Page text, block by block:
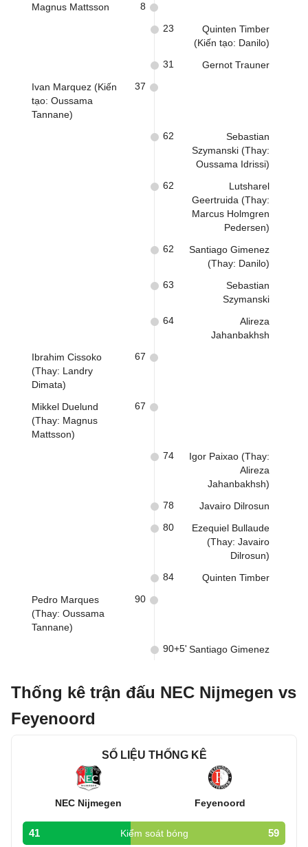
Magnus Mattsson 8
Quinten Timber
(Kiến tạo: Danilo)
23
Gernot Trauner
31
Ivan Marquez (Kiến
tạo: Oussama
Tannane)
37
Sebastian
Szymanski (Thay:
Oussama Idrissi)
62
Lutsharel
Geertruida (Thay:
Marcus Holmgren
Pedersen)
62
Santiago Gimenez
(Thay: Danilo)
62
Sebastian
Szymanski
63
Alireza
Jahanbakhsh
64
Ibrahim Cissoko
(Thay: Landry
Dimata)
67
Mikkel Duelund
(Thay: Magnus
Mattsson)
67
Igor Paixao (Thay:
Alireza
Jahanbakhsh)
74
Javairo Dilrosun
78
Ezequiel Bullaude
(Thay: Javairo
Dilrosun)
80
Quinten Timber
84
Pedro Marques
(Thay: Oussama
Tannane)
90
Santiago Gimenez
90+5'
Thống kê trận đấu NEC Nijmegen vs
Feyenoord
SỐ LIỆU THỐNG KÊ
NEC Nijmegen Feyenoord
41 Kiểm soát bóng 59